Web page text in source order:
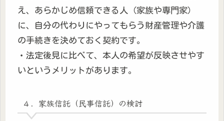
え、あらかじめ信頼できる人（家族や専門家）
に、自分の代わりにやってもらう財産管理や介護
の手続きを決めておく契約です。
・法定後見に比べて、本人の希望が反映させやす
いというメリットがあります。
４．家族信託（民事信託）の検討